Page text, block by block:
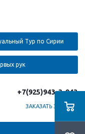
Тур по Сирии
рук
+7(925)943-3-943
ЗАКАЗАТЬ ЗВОНОК